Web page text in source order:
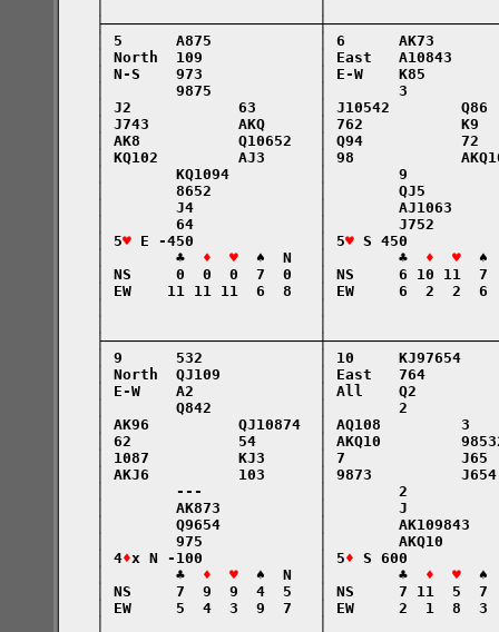
│ 5      A875            │ 6      AK73
│ North  109             │ East   A10843
│ N-S    973             │ E-W    K85
│        9875            │        3
│ J2            63       │ J10542
│ J743          AKQ      │ 762           K9
│ AK8           Q10652   │ Q94           72
│ KQ102         AJ3      │ 98
│        KQ1094          │        9
│        8652            │        QJ5
│        J4              │        AJ1063
│        64              │        J752
    │ 5
♥ E -450              │ 5♥ S 450
    │        ♣
♦  ♥
  ♠  N   │        ♣
♦  ♥
♠
│ NS     0  0  0  7  0   │ NS     6 10 11
│ EW    11 11 11  6  8   │ EW     6  2  2
│ 9      532             │ 10     KJ97654
│ North  QJ109           │ East   764
│ E-W    A2              │ All    Q2
│        Q842            │        2
│ AK96          QJ10874  │ AQ108         3
│ 62            54       │ AKQ10
│ 1087          KJ3      │ 7
│ AKJ6          103      │ 9873
│        ---             │        2
│        AK873           │        J
│        Q9654           │        AK109843
│        975             │        AKQ10
    │ 4
♦x N -100             │ 5♦ S 600
    │        ♣
♦  ♥
  ♠  N   │        ♣
♦  ♥
♠
│ NS     7  9  9  4  5   │ NS     7 11  5
│ EW     5  4  3  9  7   │ EW     2  1  8